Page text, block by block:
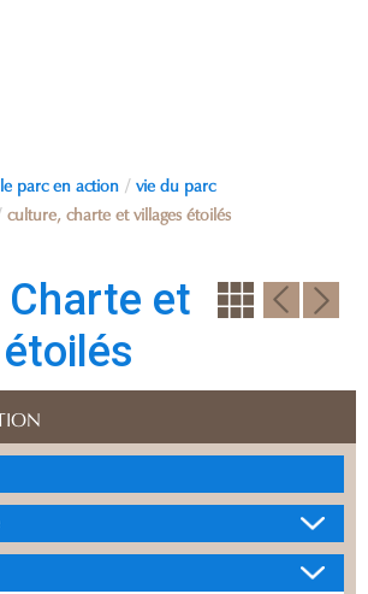
le parc en action vie du parc
culture, charte et villages étoilés
et